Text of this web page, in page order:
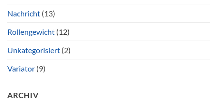
Nachricht (13)
Rollengewicht (12)
Unkategorisiert (2)
Variator (9)
ARCHIV